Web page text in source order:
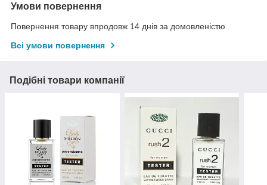
Умови повернення
Повернення товару впродовж 14 днів за домовленістю
Всі умови повернення
Подібні товари компанії